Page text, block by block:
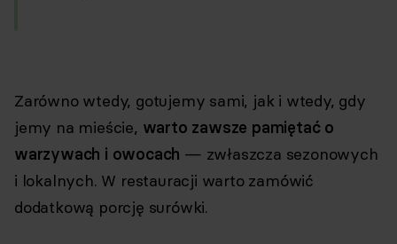
Zarówno wtedy, gotujemy sami, jak i wtedy, gdy
jemy na mieście, warto zawsze pamiętać o
warzywach i owocach — zwłaszcza sezonowych
i lokalnych. W restauracji warto zamówić
dodatkową porcję surówki.